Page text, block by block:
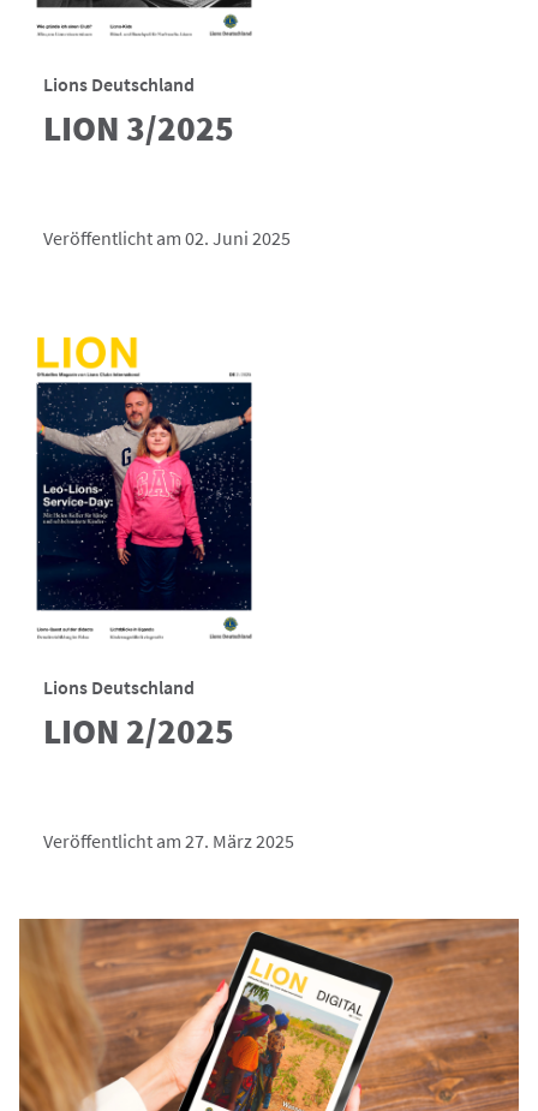
Lions Deutschland
LION 3/2025
Veröffentlicht am 02. Juni 2025
Lions Deutschland
LION 2/2025
Veröffentlicht am 27. März 2025